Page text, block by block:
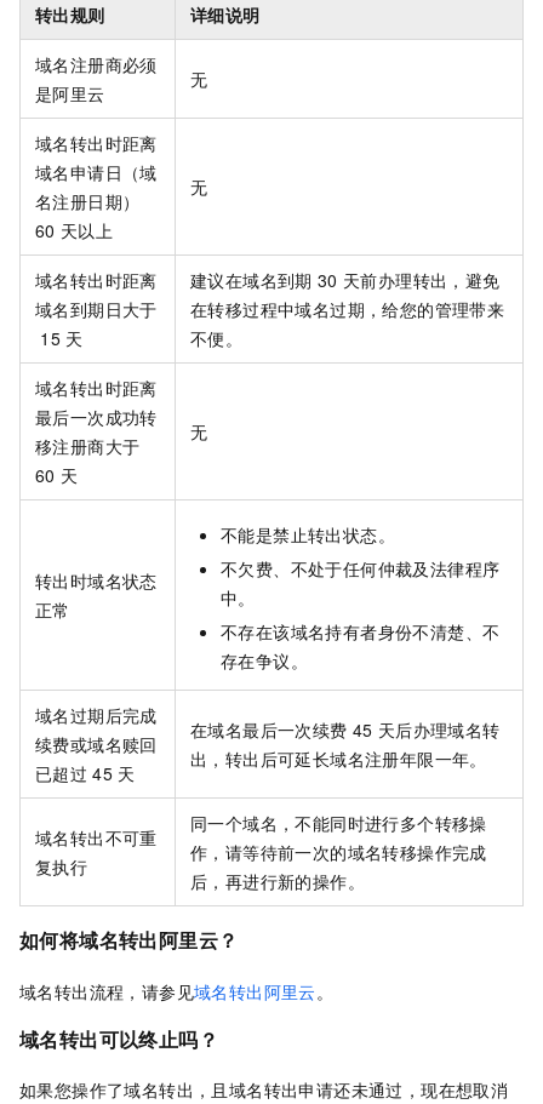
转出规则 详细说明
域名注册商必须
是阿里云
无
域名转出时距离
域名申请日（域
名注册日期）
60 天以上
无
域名转出时距离
域名到期日大于
15 天
建议在域名到期 30 天前办理转出，避免
在转移过程中域名过期，给您的管理带来
不便。
域名转出时距离
最后一次成功转
移注册商大于
60 天
无
转出时域名状态
正常
不能是禁止转出状态。
不欠费、不处于任何仲裁及法律程序
中。
不存在该域名持有者身份不清楚、不
存在争议。
域名过期后完成
续费或域名赎回
已超过 45 天
在域名最后一次续费 45 天后办理域名转
出，转出后可延长域名注册年限一年。
域名转出不可重
复执行
同一个域名，不能同时进行多个转移操
作，请等待前一次的域名转移操作完成
后，再进行新的操作。
如何将域名转出阿里云？
域名转出流程，请参见域名转出阿里云 。
域名转出可以终止吗？
如果您操作了域名转出，且域名转出申请还未通过，现在想取消